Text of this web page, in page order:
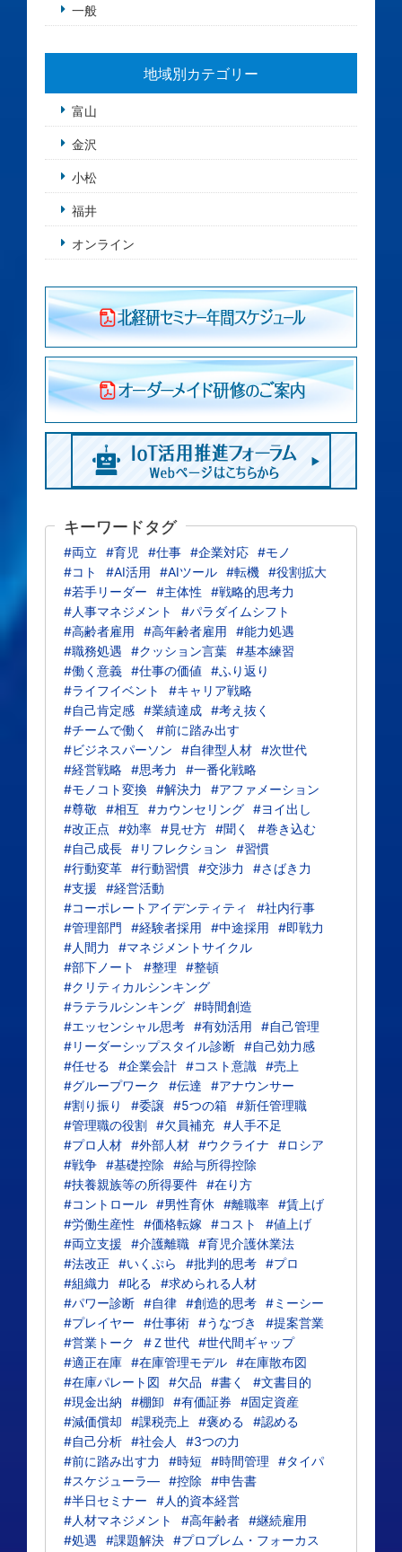
一般
地域別カテゴリー
富山
金沢
小松
福井
オンライン
キーワードタグ
#両立 #育児 #仕事 #企業対応 #モノ
#コト
#AI活用 #AIツール #転機 #役割拡大
#若手リーダー
#主体性
#戦略的思考力
#人事マネジメント
#パラダイムシフト
#高齢者雇用
#高年齢者雇用
#能力処遇
#職務処遇
#クッション言葉 #基本練習
#働く意義 #仕事の価値
#ふり返り
#ライフイベント
#キャリア戦略
#自己肯定感 #業績達成 #考え抜く
#チームで働く
#前に踏み出す
#ビジネスパーソン
#自律型人材 #次世代
#経営戦略 #思考力
#一番化戦略
#モノコト変換 #解決力
#アファメーション
#尊敬
#相互 #カウンセリング #ヨイ出し
#改正点
#効率 #見せ方 #聞く
#巻き込む
#自己成長 #リフレクション
#習慣
#行動変革 #行動習慣 #交渉力
#さばき力
#支援
#経営活動
#コーポレートアイデンティティ
#社内行事
#管理部門
#経験者採用 #中途採用
#即戦力
#人間力
#マネジメントサイクル
#部下ノート
#整理
#整頓
#クリティカルシンキング
#ラテラルシンキング #時間創造
#エッセンシャル思考 #有効活用
#自己管理
#リーダーシップスタイル診断 #自己効力感
#任せる
#企業会計 #コスト意識 #売上
#グループワーク
#伝達
#アナウンサー
#割り振り
#委譲 #5つの箱 #新任管理職
#管理職の役割 #欠員補充 #人手不足
#プロ人材 #外部人材 #ウクライナ
#ロシア
#戦争 #基礎控除
#給与所得控除
#扶養親族等の所得要件 #在り方
#コントロール #男性育休 #離職率 #賃上げ
#労働生産性
#価格転嫁 #コスト
#値上げ
#両立支援
#介護離職 #育児介護休業法
#法改正
#いくぷら #批判的思考 #プロ
#組織力
#叱る
#求められる人材
#パワー診断 #自律 #創造的思考 #ミーシー
#プレイヤー
#仕事術 #うなづき
#提案営業
#営業トーク
#Ｚ世代 #世代間ギャップ
#適正在庫 #在庫管理モデル #在庫散布図
#在庫パレート図
#欠品 #書く
#文書目的
#現金出納
#棚卸 #有価証券
#固定資産
#減価償却
#課税売上 #褒める
#認める
#自己分析 #社会人
#3つの力
#前に踏み出す力
#時短 #時間管理
#タイパ
#スケジューラ― #控除
#申告書
#半日セミナー
#人的資本経営
#人材マネジメント
#高年齢者 #継続雇用
#処遇
#課題解決 #プロブレム・フォーカス